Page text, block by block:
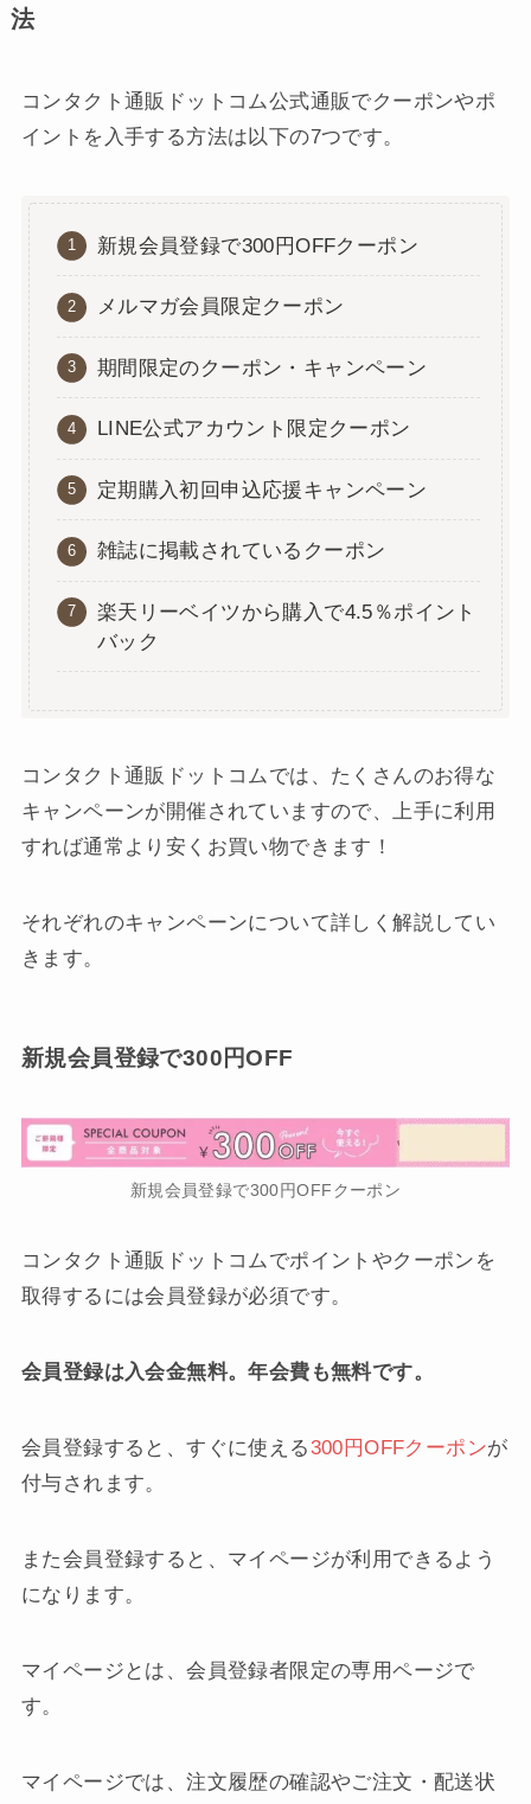
法
コンタクト通販ドットコム公式通販でクーポンやポ
イントを入手する方法は以下の7つです。
新規会員登録で300円OFFクーポン
メルマガ会員限定クーポン
期間限定のクーポン・キャンペーン
LINE公式アカウント限定クーポン
定期購入初回申込応援キャンペーン
雑誌に掲載されているクーポン
楽天リーベイツから購入で4.5％ポイント
バック
コンタクト通販ドットコムでは、たくさんのお得な
キャンペーンが開催されていますので、上手に利用
すれば通常より安くお買い物できます！
それぞれのキャンペーンについて詳しく解説してい
きます。
新規会員登録で300円OFF
新規会員登録で300円OFFクーポン
コンタクト通販ドットコムでポイントやクーポンを
取得するには会員登録が必須です。
会員登録は入会金無料。年会費も無料です。
会員登録すると、すぐに使える300円OFFクーポンが
付与されます。
また会員登録すると、マイページが利用できるよう
になります。
マイページとは、会員登録者限定の専用ページで
す。
マイページでは、注文履歴の確認やご注文・配送状